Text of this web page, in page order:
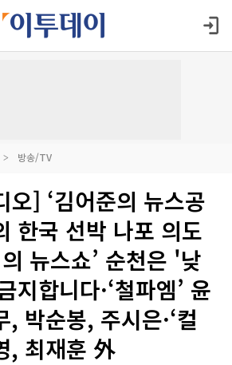
방송/TV
오] ‘김어준의 뉴스공
한국 선박 나포 의도
의 뉴스쇼’ 순천은 '낮
지합니다·‘철파엠’ 윤
박순봉, 주시은·‘컬
, 최재훈 外